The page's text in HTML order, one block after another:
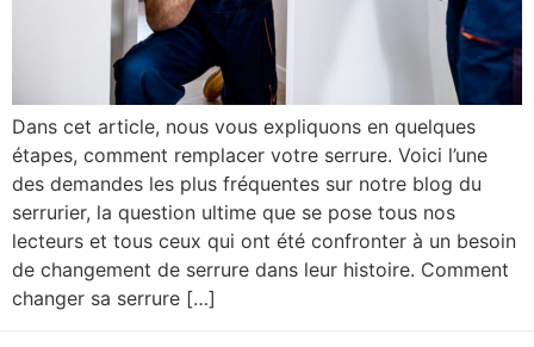
Dans cet article, nous vous expliquons en quelques
étapes, comment remplacer votre serrure. Voici l’une
des demandes les plus fréquentes sur notre blog du
serrurier, la question ultime que se pose tous nos
lecteurs et tous ceux qui ont été confronter à un besoin
de changement de serrure dans leur histoire. Comment
changer sa serrure […]